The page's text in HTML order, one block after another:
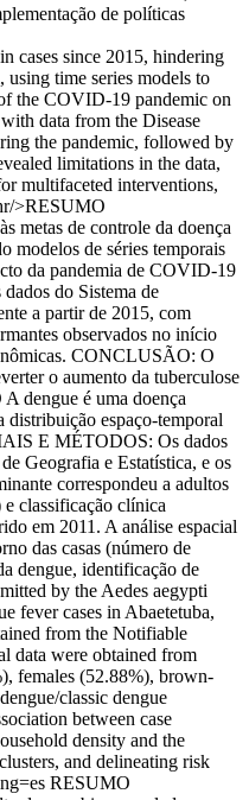
de políticas
cases since 2015, hindering
time series models to
the COVID-19 pandemic on
data from the Disease
the pandemic, followed by
limitations in the data,
multifaceted interventions,
>RESUMO
metas de controle da doença
modelos de séries temporais
da pandemia de COVID-19
do Sistema de
a partir de 2015, com
observados no início
CONCLUSÃO: O
o aumento da tuberculose
dengue é uma doença
espaço-temporal
E MÉTODOS: Os dados
Geografia e Estatística, e os
correspondeu a adultos
classificação clínica
em 2011. A análise espacial
das casas (número de
dengue, identificação de
by the Aedes aegypti
fever cases in Abaetetuba,
from the Notifiable
data were obtained from
females (52.88%), brown-
classic dengue
between case
density and the
and delineating risk
RESUMO